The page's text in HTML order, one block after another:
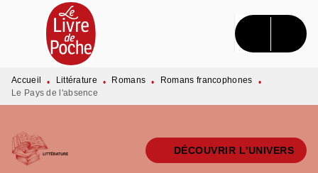
MENU RECHERCHE CONTENU
PIED DE PAGE
Accueil • Littérature • Romans • Romans francophones
•
Le Pays de l'absence
DÉCOUVRIR L'UNIVERS